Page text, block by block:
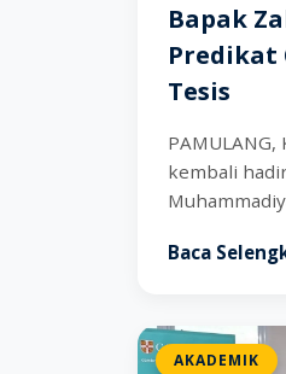
Bapak
Predikat
Tesis
kembali
Baca
AKADEMIK